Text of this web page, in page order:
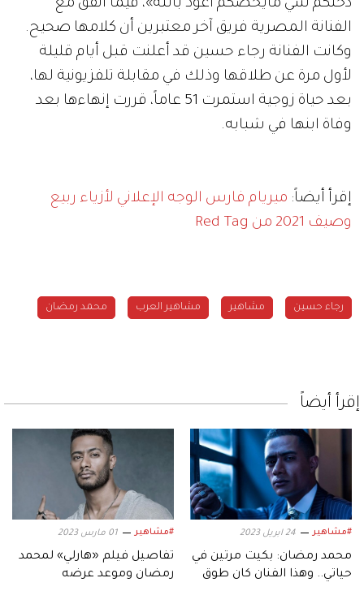
دخلكم شي مايخصكم اعوذ بالله»، فيما اتفق مع
الفنانة المصرية فريق آخر معتبرين أن كلامها صحيح.
وكانت الفنانة رجاء حسين قد أعلنت قبل أيام قليلة
لأول مرة عن طلاقها وذلك في مقابلة تلفزيونية لها،
بعد حياة زوجية استمرت 51 عاماً، قررت إنهاءها بعد
وفاة ابنها في شبابه.
إقرأ أيضاً: ميريام فارس الوجه الإعلاني لأزياء ربيع
وصيف 2021 من Red Tag
رجاء حسين مشاهير مشاهير العرب محمد رمضان
إقرأ أيضاً
#مشاهير 24 ابريل 2023
محمد رمضان: بكيت مرتين في
حياتي.. وهذا الفنان كان طوق
#مشاهير 01 مارس 2023
تفاصيل فيلم «هارلي» لمحمد
رمضان وموعد عرضه